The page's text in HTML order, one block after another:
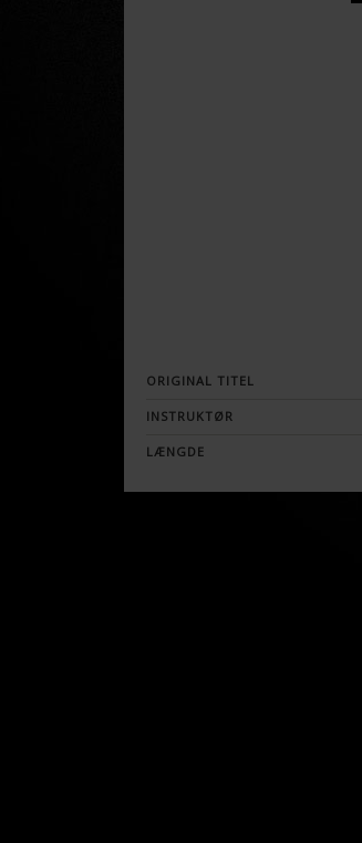
ORIGINAL TITEL
INSTRUKTØR
LÆNGDE